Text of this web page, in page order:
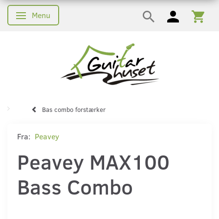
Skifte navigation
Menu
Bas combo forstærker
Fra: Peavey
Peavey MAX100
Bass Combo